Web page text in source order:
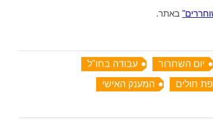
באתר.
יום השחרור
עבודה בחו"ל
חולים
המענק האישי